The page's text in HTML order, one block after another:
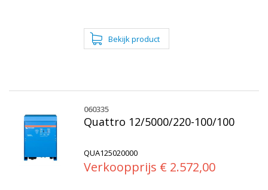
Quattro 12/5000/220-100/100
QUA125020000
Verkoopprijs € 2.572,00
060335